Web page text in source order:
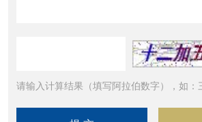
请输入计算结果（填写阿拉伯数字），如：